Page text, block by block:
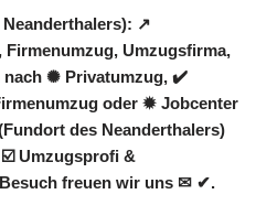
↗️
Umzugsfirma,
nach ✺ Privatumzug, ✔️
oder ✹ Jobcenter
des Neanderthalers)
Umzugsprofi &
freuen wir uns ✉ ✔.